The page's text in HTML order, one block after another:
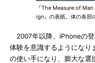
『The Measure of
ign』の表紙。体の各部
2007年以降、iPhoneの登
体験を意識するようになり
の使い手になり、膨大な選